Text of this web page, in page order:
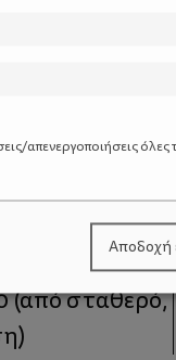
(από σταθερό,
απενεργοποιήσεις όλες
Αποδοχή